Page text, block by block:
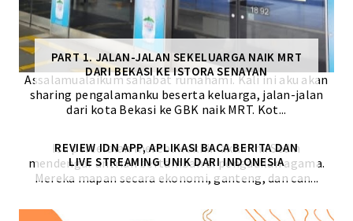
PART 1. JALAN-JALAN SEKELUARGA NAIK MRT
DARI BEKASI KE ISTORA SENAYAN
Assalamualaikum sahabat rumahami. Kali ini aku akan
sharing pengalamanku beserta keluarga, jalan-jalan
dari kota Bekasi ke GBK naik MRT. Kot...
REVIEW IDN APP, APLIKASI BACA BERITA DAN
LIVE STREAMING UNIK DARI INDONESIA
Isu perceraian merebak akhir-akhir ini. Sedih
mendengar antrian bertambah di pengadilan agama.
Mereka mapan secara ekonomi, ganteng, dan can...